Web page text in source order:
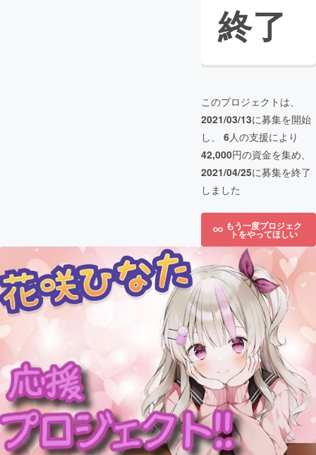
終了
このプロジェクトは、
2021/03/13に募集を開始
し、 6人の支援により
42,000円の資金を集め、
2021/04/25に募集を終了
しました
もう一度プロジェク
トをやってほしい